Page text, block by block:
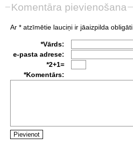
Komentāra pievienošana
Ar * atzīmētie lauciņi ir jāaizpilda obligāti.
*Vārds:
e-pasta adrese:
*2+1=
*Komentārs: